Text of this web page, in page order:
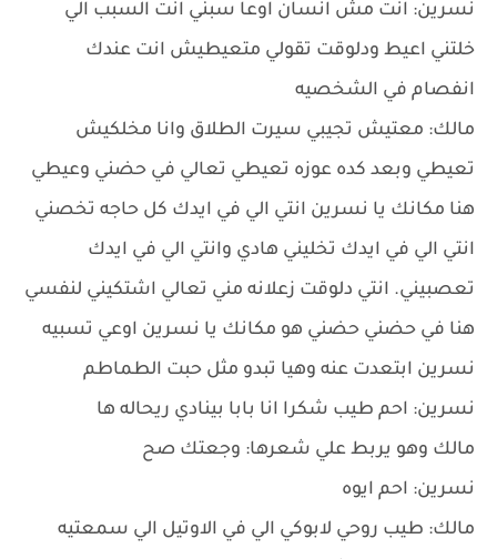
نسرين: انت مش انسان اوعا سبني انت السبب الي
خلتني اعيط ودلوقت تقولي متعيطيش انت عندك
انفصام في الشخصيه
مالك: معتيش تجيبي سيرت الطلاق وانا مخلكيش
تعيطي وبعد كده عوزه تعيطي تعالي في حضني وعيطي
هنا مكانك يا نسرين انتي الي في ايدك كل حاجه تخصني
انتي الي في ايدك تخليني هادي وانتي الي في ايدك
تعصبيني. انتي دلوقت زعلانه مني تعالي اشتكيني لنفسي
هنا في حضني حضني هو مكانك يا نسرين اوعي تسبيه
نسرين ابتعدت عنه وهيا تبدو مثل حبت الطماطم
نسرين: احم طيب شكرا انا بابا بينادي ريحاله ها
مالك وهو يربط علي شعرها: وجعتك صح
نسرين: احم ايوه
مالك: طيب روحي لابوكي الي في الاوتيل الي سمعتيه